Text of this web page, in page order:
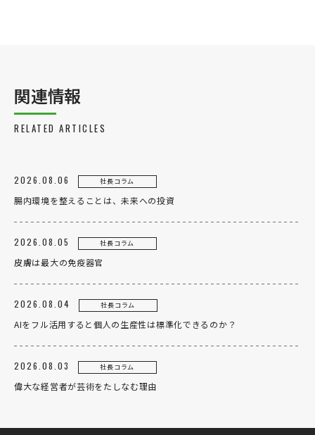
関連情報
RELATED ARTICLES
2026.08.06 社長コラム
腸内環境を整えることは、未来への投資
2026.08.05 社長コラム
皮膚は最大の免疫器官
2026.08.04 社長コラム
AIをフル活用すると個人の生産性は標準化できるのか？
2026.08.03 社長コラム
偉大な経営者が芸術をたしなむ理由